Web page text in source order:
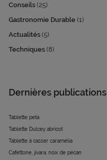
Conseils (25)
Gastronomie Durable (1)
Actualités (5)
Techniques (8)
Dernières publications
Tablette peta
Tablette Dulcey abricot
Tablette à casser caramélia
Cafettone, jivara, noix de pécan